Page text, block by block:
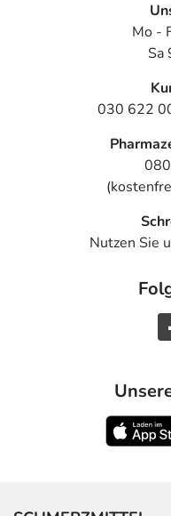
Mo -
Sa
030 622
Nutzen Sie